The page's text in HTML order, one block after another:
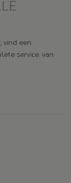
vind een
service, van